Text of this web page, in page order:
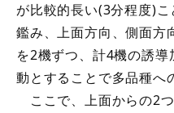
が比較的長い(3分程度)
鑑み、上面方向、側面方
を2機ずつ、計4機の誘
動とすることで多品種へ
ここで、上面からの2